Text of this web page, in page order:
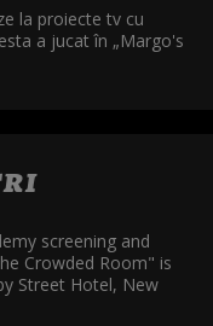
la proiecte tv cu
a jucat în „Margo's